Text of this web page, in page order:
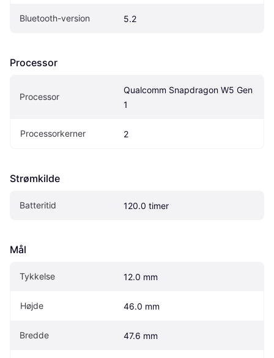
Bluetooth-version 5.2
Processor
Processor
Qualcomm Snapdragon W5 Gen
1
Processorkerner 2
Strømkilde
Batteritid 120.0 timer
Mål
Tykkelse 12.0 mm
Højde 46.0 mm
Bredde 47.6 mm